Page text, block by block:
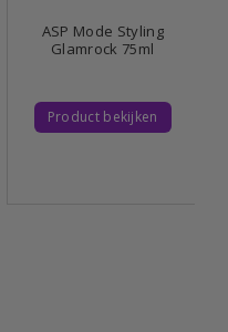
ASP Mode Styling
Glamrock 75ml
Product bekijken